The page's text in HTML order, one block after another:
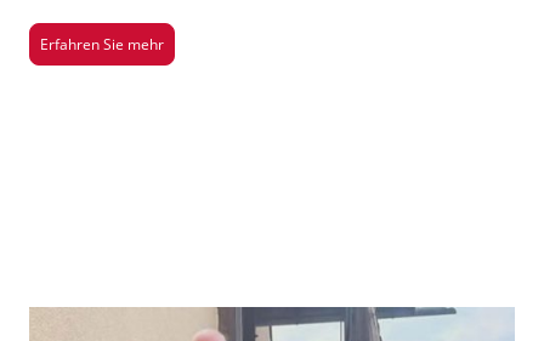
Erfahren Sie mehr